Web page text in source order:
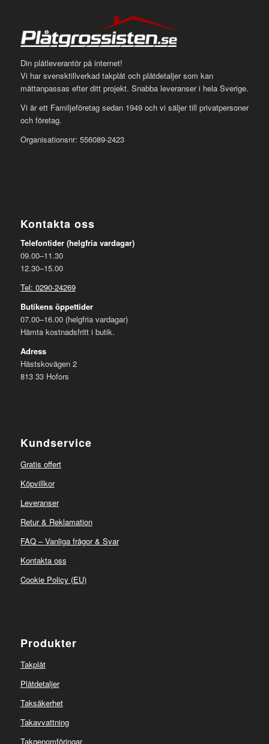
Din plåtleverantör på internet!
Vi har svensktillverkad takplåt och plåtdetaljer som kan
måttanpassas efter ditt projekt. Snabba leveranser i hela Sverige.
Vi är ett Familjeföretag sedan 1949 och vi säljer till privatpersoner
och företag.
Organisationsnr: 556089-2423
Kontakta oss
Telefontider (helgfria vardagar)
09.00–11.30
12.30–15.00
Tel: 0290-24269
Butikens öppettider
07.00–16.00 (helgfria vardagar)
Hämta kostnadsfritt i butik.
Adress
Hästskovägen 2
813 33 Hofors
Kundservice
Gratis offert
Köpvillkor
Leveranser
Retur & Reklamation
FAQ – Vanliga frågor & Svar
Kontakta oss
Cookie Policy (EU)
Produkter
Takplåt
Plåtdetaljer
Taksäkerhet
Takavvattning
Takgenomföringar